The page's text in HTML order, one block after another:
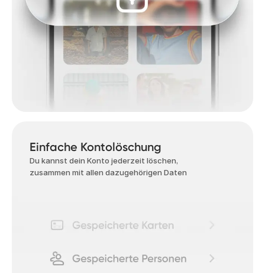
Einfache Kontolöschung
Du kannst dein Konto jederzeit löschen,
zusammen mit allen dazugehörigen Daten